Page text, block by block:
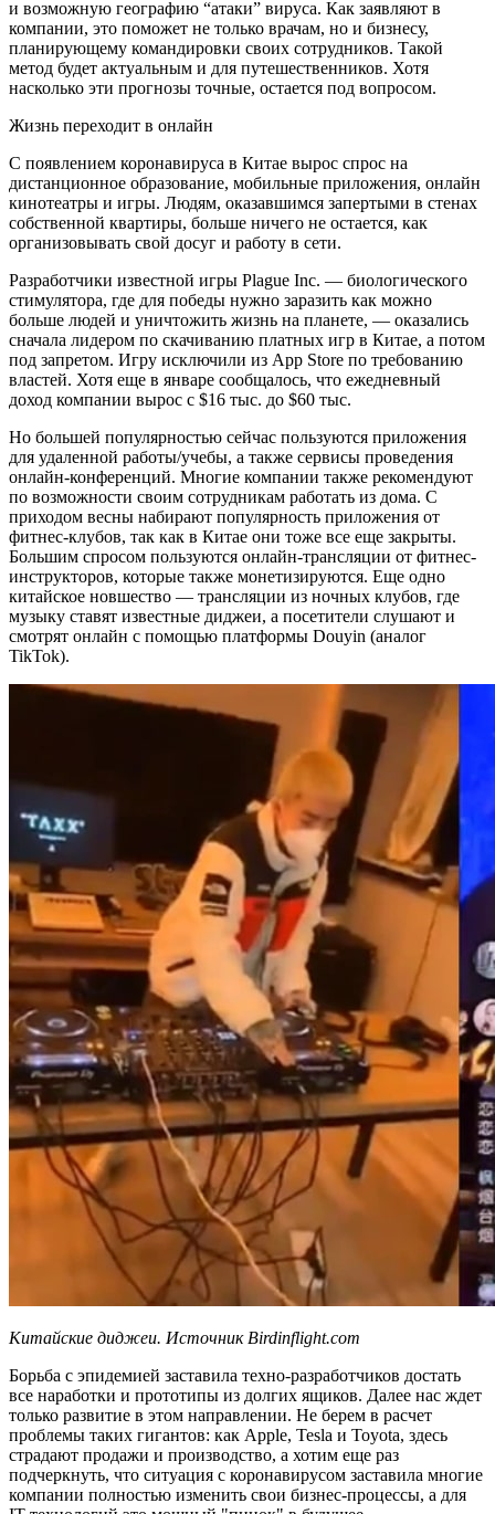
и возможную географию “атаки” вируса. Как заявляют в
компании, это поможет не только врачам, но и бизнесу,
планирующему командировки своих сотрудников. Такой
метод будет актуальным и для путешественников. Хотя
насколько эти прогнозы точные, остается под вопросом.
Жизнь переходит в онлайн
С появлением коронавируса в Китае вырос спрос на
дистанционное образование, мобильные приложения, онлайн
кинотеатры и игры. Людям, оказавшимся запертыми в стенах
собственной квартиры, больше ничего не остается, как
организовывать свой досуг и работу в сети.
Разработчики известной игры Plague Inc. — биологического
стимулятора, где для победы нужно заразить как можно
больше людей и уничтожить жизнь на планете, — оказались
сначала лидером по скачиванию платных игр в Китае, а потом
под запретом. Игру исключили из App Store по требованию
властей. Хотя еще в январе сообщалось, что ежедневный
доход компании вырос с $16 тыс. до $60 тыс.
Но большей популярностью сейчас пользуются приложения
для удаленной работы/учебы, а также сервисы проведения
онлайн-конференций. Многие компании также рекомендуют
по возможности своим сотрудникам работать из дома. С
приходом весны набирают популярность приложения от
фитнес-клубов, так как в Китае они тоже все еще закрыты.
Большим спросом пользуются онлайн-трансляции от фитнес-
инструкторов, которые также монетизируются. Еще одно
китайское новшество — трансляции из ночных клубов, где
музыку ставят известные диджеи, а посетители слушают и
смотрят онлайн с помощью платформы Douyin (аналог
TikTok).
Китайские диджеи. ​Источник Birdinflight.com
Борьба с эпидемией заставила техно-разработчиков достать
все наработки и прототипы из долгих ящиков. Далее нас ждет
только развитие в этом направлении. Не берем в расчет
проблемы таких гигантов: как Apple, Tesla и Toyota, здесь
страдают продажи и производство, а хотим еще раз
подчеркнуть, что ситуация с коронавирусом заставила многие
компании полностью изменить свои бизнес-процессы, а для